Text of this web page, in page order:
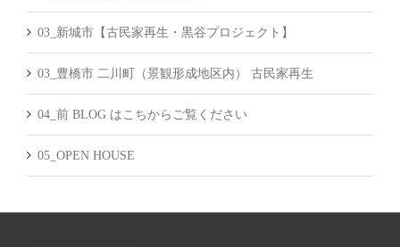
03_新城市【古民家再生・黒谷プロジェクト】
03_豊橋市 二川町（景観形成地区内） 古民家再生
04_前 BLOG はこちからご覧ください
05_OPEN HOUSE